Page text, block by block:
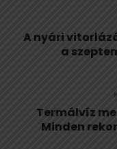
A nyári
a
Termálvíz
Minden